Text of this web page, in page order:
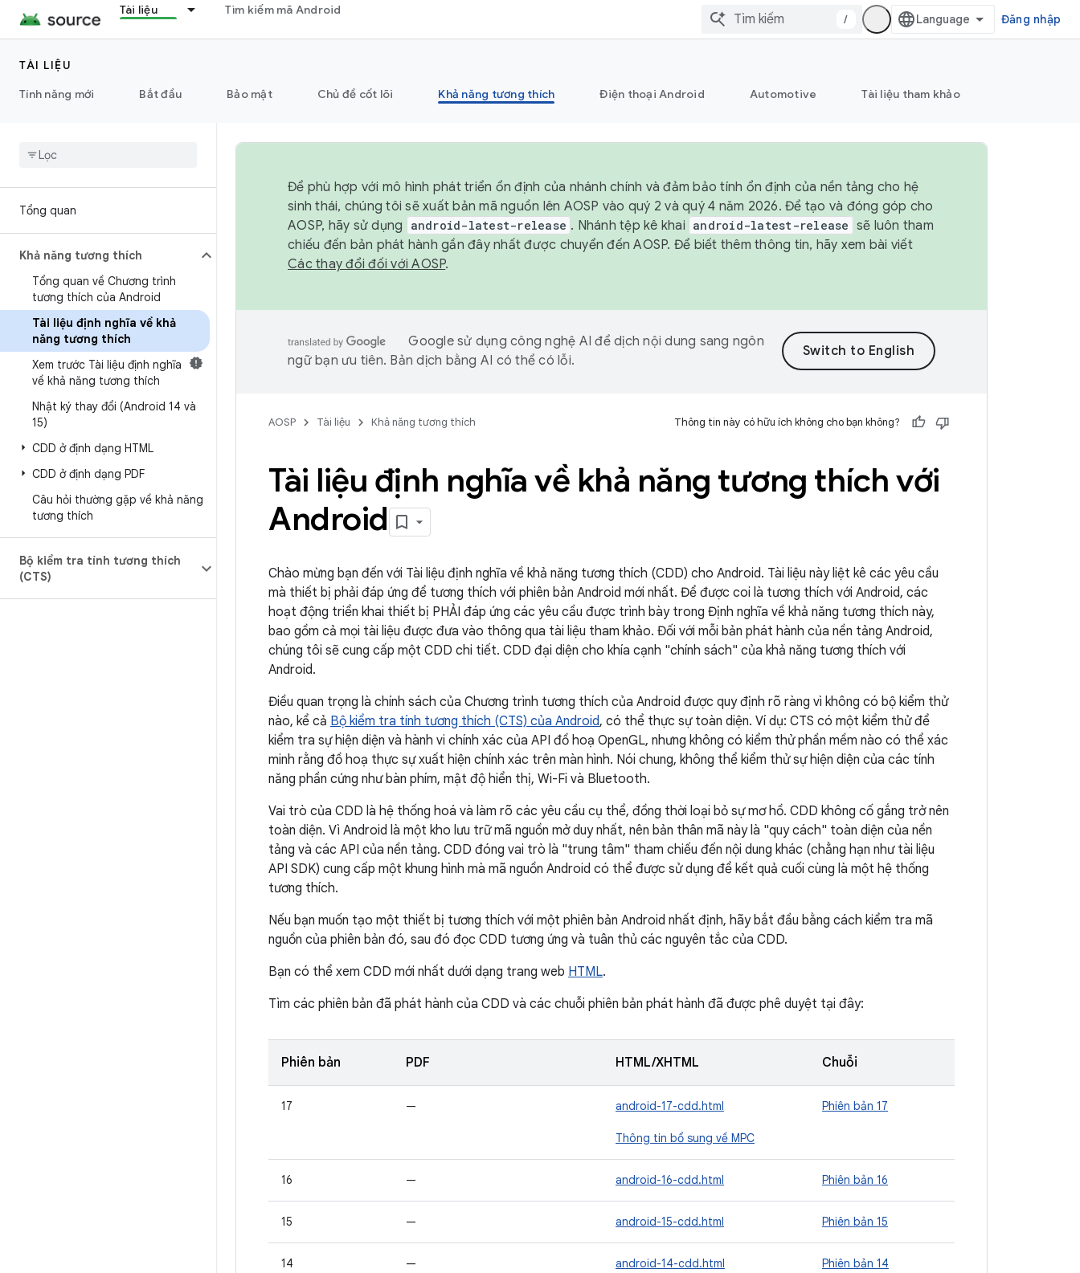
Tài liệu Tìm kiếm mã Android
/ Đăng nhập
TÀI LIỆU
Tính năng mới
Bắt đầu Bảo mật Chủ đề cốt lõi Khả năng tương thích Điện thoại Android Automotive Tài liệu tham khảo
Tổng quan
Khả năng tương thích
Tổng quan về Chương trình
tương thích của Android
Tài liệu định nghĩa về khả
năng tương thích
Xem trước Tài liệu định nghĩa
về khả năng tương thích
Nhật ký thay đổi (Android 14 và
15)
CDD ở định dạng HTML
CDD ở định dạng PDF
Câu hỏi thường gặp về khả năng
tương thích
Bộ kiểm tra tính tương thích
(CTS)
Để phù hợp với mô hình phát triển ổn định của nhánh chính và đảm bảo tính ổn định của nền tảng cho hệ
sinh thái, chúng tôi sẽ xuất bản mã nguồn lên AOSP vào quý 2 và quý 4 năm 2026. Để tạo và đóng góp cho
AOSP, hãy sử dụng
android-latest-release . Nhánh tệp kê khai android-latest-release sẽ luôn tham
chiếu đến bản phát hành gần đây nhất được chuyển đến AOSP. Để biết thêm thông tin, hãy xem bài viết
Các thay đổi đối với AOSP.
Google sử dụng công nghệ AI để dịch nội dung sang ngôn
ngữ bạn ưu tiên. Bản dịch bằng AI có thể có lỗi.
AOSP Tài liệu Khả năng tương thích Thông tin này có hữu ích không cho bạn không?
Tài liệu định nghĩa về khả năng tương thích với
Android
Chào mừng bạn đến với Tài liệu định nghĩa về khả năng tương thích (CDD) cho Android. Tài liệu này liệt kê các yêu cầu
mà thiết bị phải đáp ứng để tương thích với phiên bản Android mới nhất. Để được coi là tương thích với Android, các
hoạt động triển khai thiết bị PHẢI đáp ứng các yêu cầu được trình bày trong Định nghĩa về khả năng tương thích này,
bao gồm cả mọi tài liệu được đưa vào thông qua tài liệu tham khảo. Đối với mỗi bản phát hành của nền tảng Android,
chúng tôi sẽ cung cấp một CDD chi tiết. CDD đại diện cho khía cạnh "chính sách" của khả năng tương thích với
Android.
Điều quan trọng là chính sách của Chương trình tương thích của Android được quy định rõ ràng vì không có bộ kiểm thử
nào, kể cả Bộ kiểm tra tính tương thích (CTS) của Android, có thể thực sự toàn diện. Ví dụ: CTS có một kiểm thử để
kiểm tra sự hiện diện và hành vi chính xác của API đồ hoạ OpenGL, nhưng không có kiểm thử phần mềm nào có thể xác
minh rằng đồ hoạ thực sự xuất hiện chính xác trên màn hình. Nói chung, không thể kiểm thử sự hiện diện của các tính
năng phần cứng như bàn phím, mật độ hiển thị, Wi-Fi và Bluetooth.
Vai trò của CDD là hệ thống hoá và làm rõ các yêu cầu cụ thể, đồng thời loại bỏ sự mơ hồ. CDD không cố gắng trở nên
toàn diện. Vì Android là một kho lưu trữ mã nguồn mở duy nhất, nên bản thân mã này là "quy cách" toàn diện của nền
tảng và các API của nền tảng. CDD đóng vai trò là "trung tâm" tham chiếu đến nội dung khác (chẳng hạn như tài liệu
API SDK) cung cấp một khung hình mà mã nguồn Android có thể được sử dụng để kết quả cuối cùng là một hệ thống
tương thích.
Nếu bạn muốn tạo một thiết bị tương thích với một phiên bản Android nhất định, hãy bắt đầu bằng cách kiểm tra mã
nguồn của phiên bản đó, sau đó đọc CDD tương ứng và tuân thủ các nguyên tắc của CDD.
Bạn có thể xem CDD mới nhất dưới dạng trang web HTML.
Tìm các phiên bản đã phát hành của CDD và các chuỗi phiên bản phát hành đã được phê duyệt tại đây:
Phiên bản PDF HTML/XHTML Chuỗi
17 — android-17-cdd.html Phiên bản 17
Thông tin bổ sung về MPC
16 — android-16-cdd.html Phiên bản 16
15 — android-15-cdd.html Phiên bản 15
14 — android-14-cdd.html Phiên bản 14